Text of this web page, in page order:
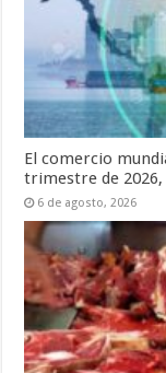
El comercio
trimestre de 2026,
6 de agosto, 2026